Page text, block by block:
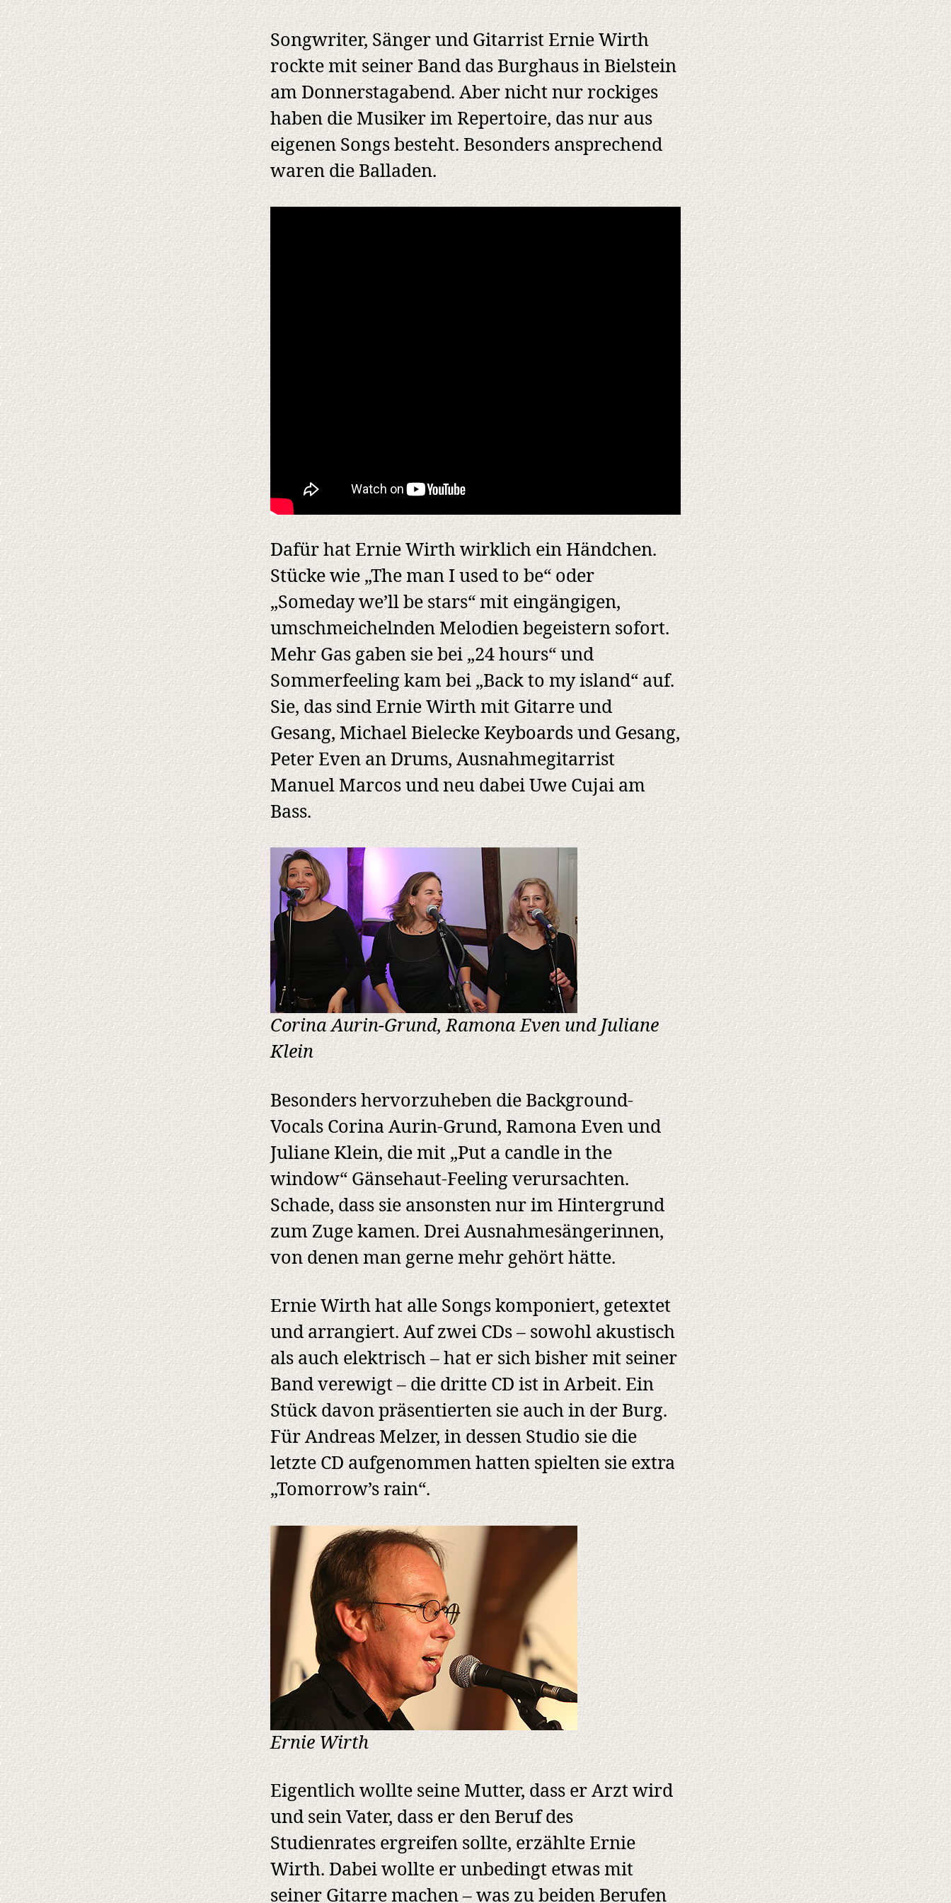
Songwriter, Sänger und Gitarrist Ernie Wirth
rockte mit seiner Band das Burghaus in Bielstein
am Donnerstagabend. Aber nicht nur rockiges
haben die Musiker im Repertoire, das nur aus
eigenen Songs besteht. Besonders ansprechend
waren die Balladen.
Dafür hat Ernie Wirth wirklich ein Händchen.
Stücke wie „The man I used to be“ oder
„Someday we’ll be stars“ mit eingängigen,
umschmeichelnden Melodien begeistern sofort.
Mehr Gas gaben sie bei „24 hours“ und
Sommerfeeling kam bei „Back to my island“ auf.
Sie, das sind Ernie Wirth mit Gitarre und
Gesang, Michael Bielecke Keyboards und Gesang,
Peter Even an Drums, Ausnahmegitarrist
Manuel Marcos und neu dabei Uwe Cujai am
Bass.
Corina Aurin-Grund, Ramona Even und Juliane
Klein
Besonders hervorzuheben die Background-
Vocals Corina Aurin-Grund, Ramona Even und
Juliane Klein, die mit „Put a candle in the
window“ Gänsehaut-Feeling verursachten.
Schade, dass sie ansonsten nur im Hintergrund
zum Zuge kamen. Drei Ausnahmesängerinnen,
von denen man gerne mehr gehört hätte.
Ernie Wirth hat alle Songs komponiert, getextet
und arrangiert. Auf zwei CDs – sowohl akustisch
als auch elektrisch – hat er sich bisher mit seiner
Band verewigt – die dritte CD ist in Arbeit. Ein
Stück davon präsentierten sie auch in der Burg.
Für Andreas Melzer, in dessen Studio sie die
letzte CD aufgenommen hatten spielten sie extra
„Tomorrow’s rain“.
Ernie Wirth
Eigentlich wollte seine Mutter, dass er Arzt wird
und sein Vater, dass er den Beruf des
Studienrates ergreifen sollte, erzählte Ernie
Wirth. Dabei wollte er unbedingt etwas mit
seiner Gitarre machen – was zu beiden Berufen